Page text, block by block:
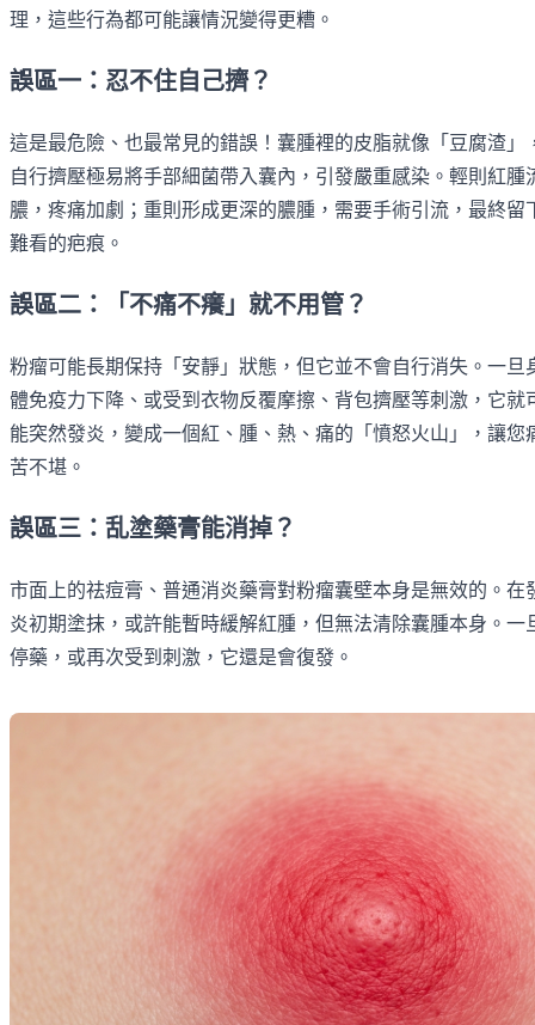
理，這些行為都可能讓情況變得更糟。
誤區一：忍不住自己擠？
這是最危險、也最常見的錯誤！囊腫裡的皮脂就像「豆腐渣」
自行擠壓極易將手部細菌帶入囊內，引發嚴重感染。輕則紅腫
膿，疼痛加劇；重則形成更深的膿腫，需要手術引流，最終留
難看的疤痕。
誤區二：「不痛不癢」就不用管？
粉瘤可能長期保持「安靜」狀態，但它並不會自行消失。一旦
體免疫力下降、或受到衣物反覆摩擦、背包擠壓等刺激，它就
能突然發炎，變成一個紅、腫、熱、痛的「憤怒火山」，讓您
苦不堪。
誤區三：乱塗藥膏能消掉？
市面上的祛痘膏、普通消炎藥膏對粉瘤囊壁本身是無效的。在
炎初期塗抹，或許能暫時緩解紅腫，但無法清除囊腫本身。一
停藥，或再次受到刺激，它還是會復發。